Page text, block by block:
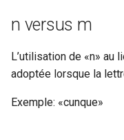
custodialHist
damage
n versus m
L’utilisation de «n» au
adoptée lorsque la
Exemple: «cunque»